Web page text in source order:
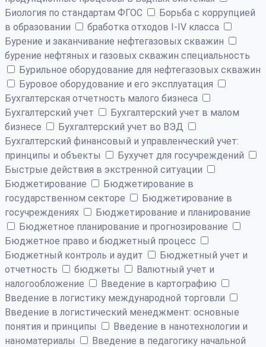
Биология по стандартам ФГОС
Борьба с коррупцией
в образовании
бработка отходов I-IV класса
Бурение и заканчивание нефтегазовых скважин
бурение нефтяных и газовых скважин специальность
Бурильное оборудование для нефтегазовых скважин
Буровое оборудование и его эксплуатация
Бухгалтерская отчетность малого бизнеса
Бухгалтерский учет
Бухгалтерский учет в малом
бизнесе
Бухгалтерский учет во ВЭД
Бухгалтерский финансовый и управленческий учет:
принципы и объекты
Бухучет для госучреждений
Быстрые действия в экстренной ситуации
Бюджетирование
Бюджетирование в
государственном секторе
Бюджетирование в
госучреждениях
Бюджетирование и планирование
Бюджетное планирование и прогнозирование
Бюджетное право и бюджетный процесс
Бюджетный контроль и аудит
Бюджетный учет и
отчетность
бюджеты
Валютный учет и
налогообложение
Введение в картографию
Введение в логистику международной торговли
Введение в логистический менеджмент: основные
понятия и принципы
Введение в нанотехнологии и
наноматериалы
Введение в педагогику начальной